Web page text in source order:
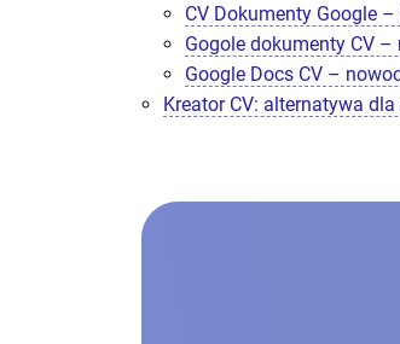
CV Dokumenty Google
Gogole dokumenty CV –
Google Docs CV –
Kreator CV: alternatywa dla